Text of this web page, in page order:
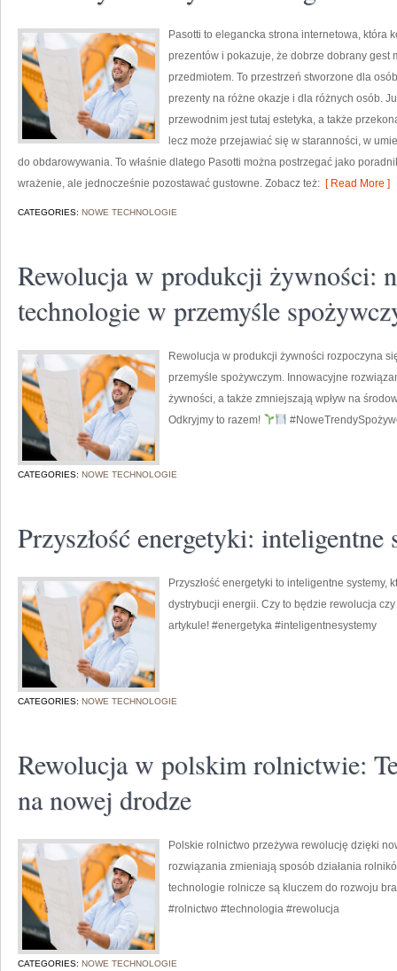
Pasotti to elegancka strona internetowa, która
prezentów i pokazuje, że dobrze dobrany gest
przedmiotem. To przestrzeń stworzone dla
prezenty na różne okazje i dla różnych osób.
przewodnim jest tutaj estetyka, a także
lecz może przejawiać się w staranności, w
do obdarowywania. To właśnie dlatego Pasotti można postrzegać jako
wrażenie, ale jednocześnie pozostawać gustowne. Zobacz też: [ Read More ]
CATEGORIES: NOWE TECHNOLOGIE
Rewolucja w produkcji żywności:
technologie w przemyśle
Rewolucja w produkcji żywności rozpoczyna
przemyśle spożywczym. Innowacyjne
żywności, a także zmniejszają wpływ na
Odkryjmy to razem!
CATEGORIES: NOWE TECHNOLOGIE
Przyszłość energetyki: inteligentne
Przyszłość energetyki to inteligentne
dystrybucji energii. Czy to będzie rewolucja
artykule! #energetyka #inteligentnesystemy
CATEGORIES: NOWE TECHNOLOGIE
Rewolucja w polskim rolnictwie:
na nowej drodze
Polskie rolnictwo przeżywa rewolucję dzięki
rozwiązania zmieniają sposób działania
technologie rolnicze są kluczem do rozwoju
#rolnictwo #technologia #rewolucja
CATEGORIES: NOWE TECHNOLOGIE